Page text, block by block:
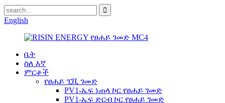
English
ቤት
ስለ እኛ
ምርቶች
የፀሐይ ፒቪ ገመድ
PV1-ኤፍ ነጠላ ኮር የፀሐይ ገመድ
PV1-ኤፍ ድርብ ኮር የፀሐይ ገመድ